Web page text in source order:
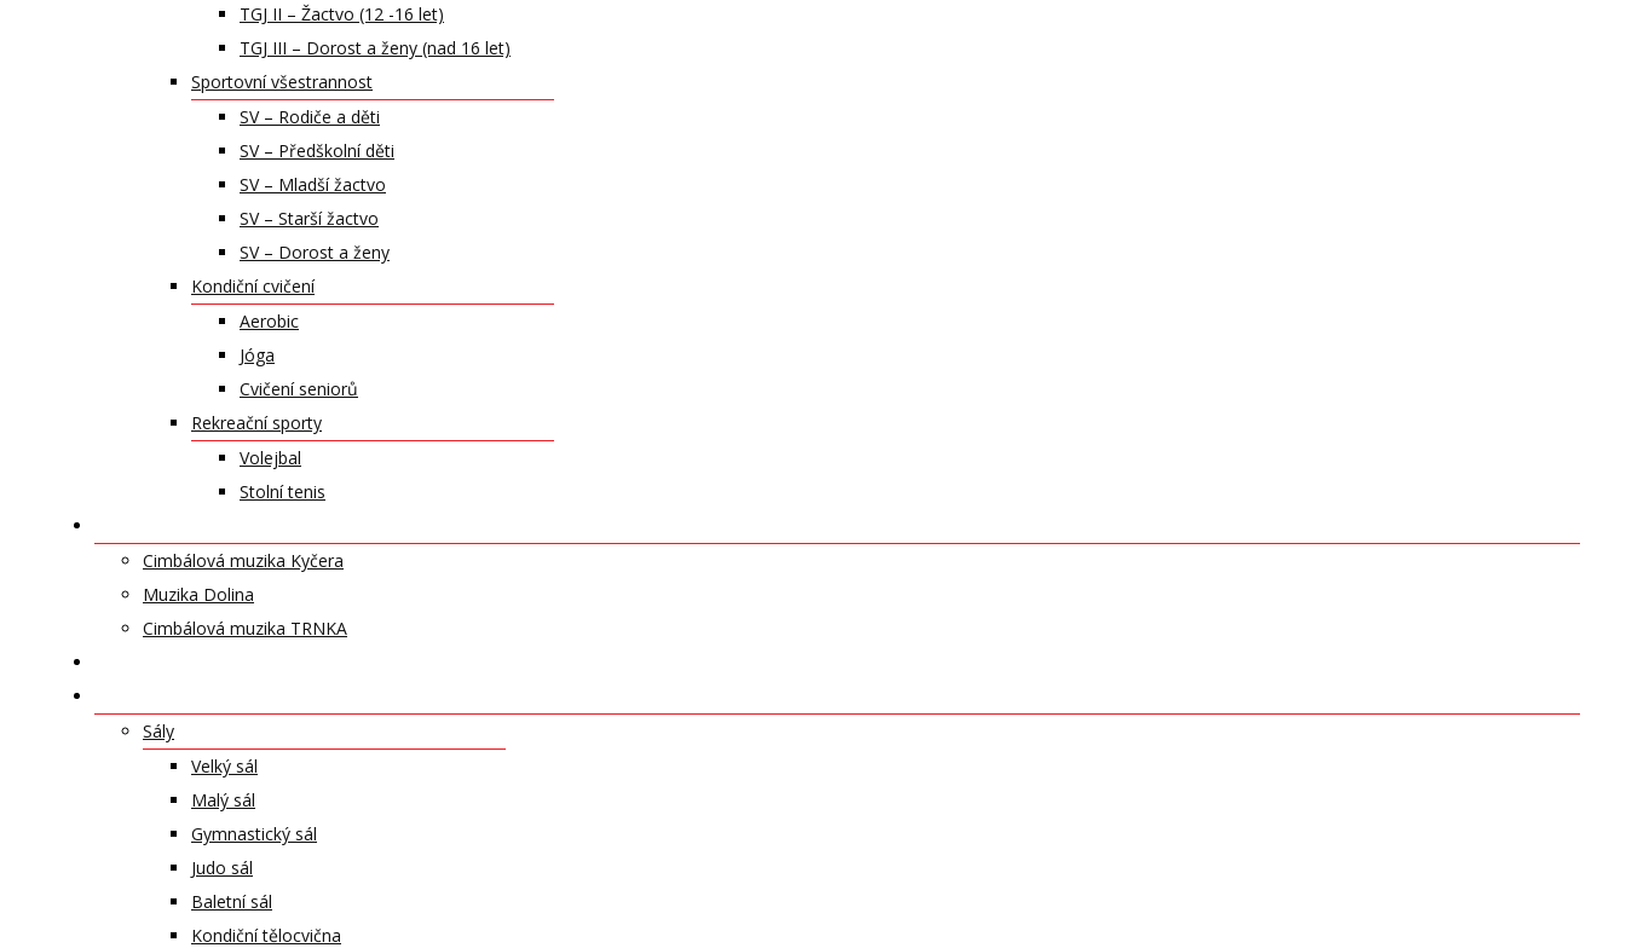
TGJ II – Žactvo (12 -16 let)
TGJ III – Dorost a ženy (nad 16 let)
Sportovní všestrannost
SV – Rodiče a děti
SV – Předškolní děti
SV – Mladší žactvo
SV – Starší žactvo
SV – Dorost a ženy
Kondiční cvičení
Aerobic
Jóga
Cvičení seniorů
Rekreační sporty
Volejbal
Stolní tenis
Cimbálová muzika Kyčera
Muzika Dolina
Cimbálová muzika TRNKA
Sály
Velký sál
Malý sál
Gymnastický sál
Judo sál
Baletní sál
Kondiční tělocvična